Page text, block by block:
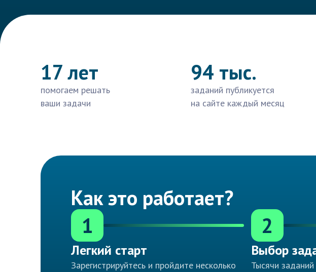
17 лет
помогаем решать
ваши задачи
94 тыс.
заданий публикуется
на сайте каждый месяц
Как это работает?
1
Легкий старт
Зарегистрируйтесь и пройдите несколько
2
Выбор
Тысячи